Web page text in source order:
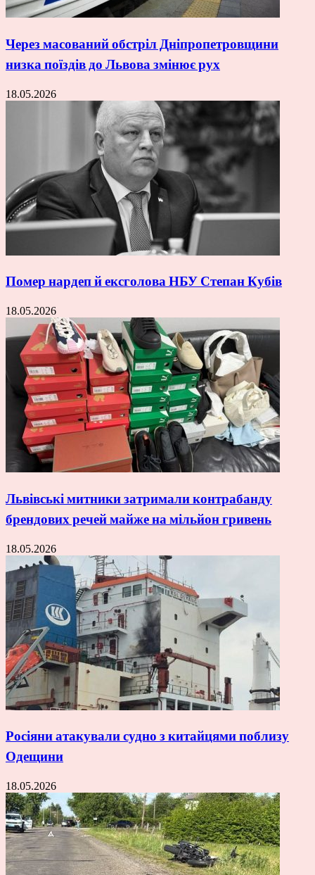
Через масований обстріл Дніпропетровщини
низка поїздів до Львова змінює рух
18.05.2026
Помер нардеп й ексголова НБУ Степан Кубів
18.05.2026
Львівські митники затримали контрабанду
брендових речей майже на мільйон гривень
18.05.2026
Росіяни атакували судно з китайцями поблизу
Одещини
18.05.2026